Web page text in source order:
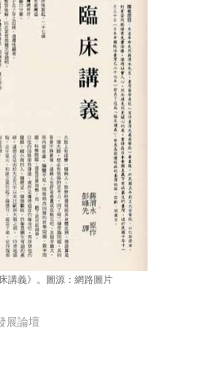
講義》。圖源：網路圖片
展論壇